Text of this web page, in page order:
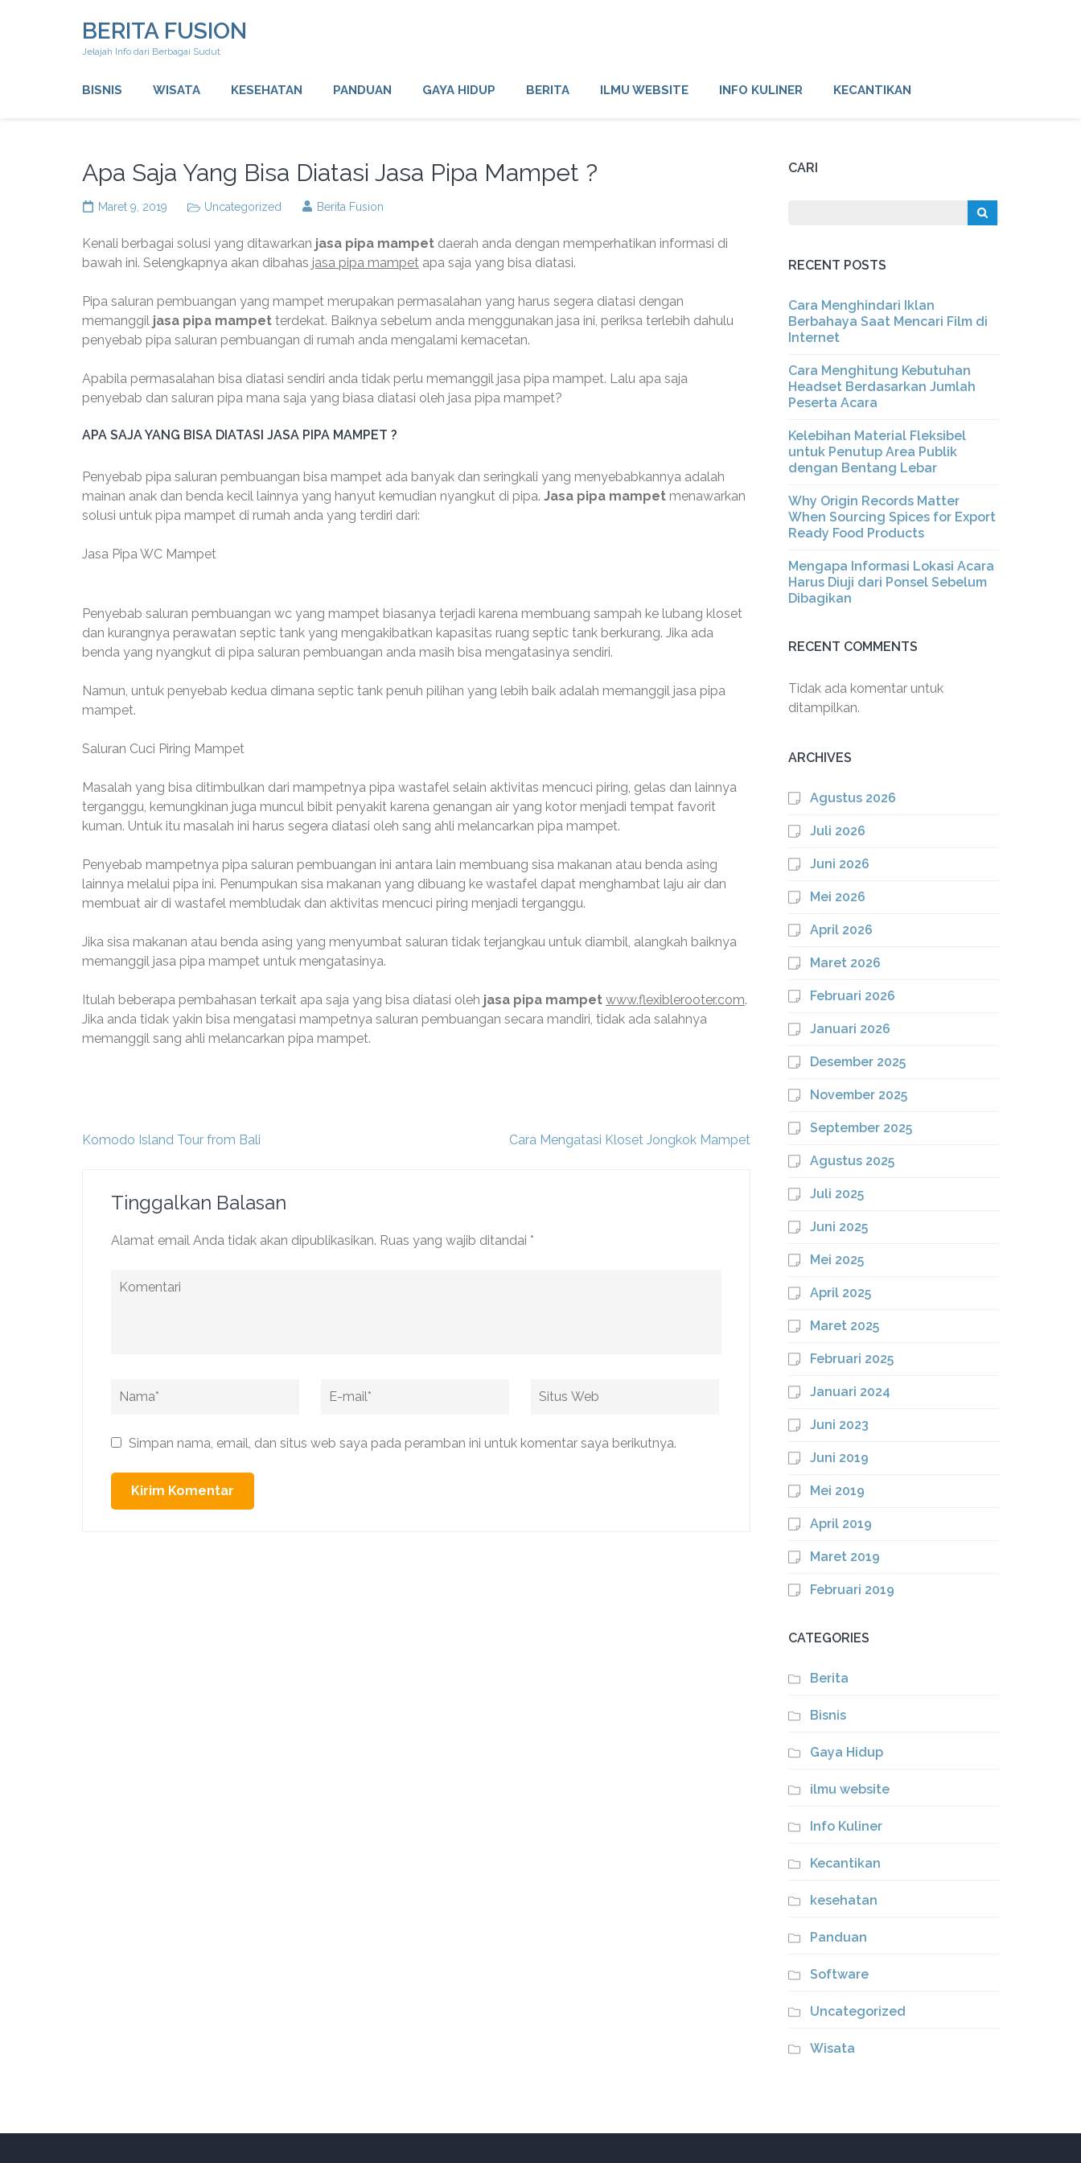
BERITA FUSION
Jelajah Info dari Berbagai Sudut
BISNIS WISATA KESEHATAN PANDUAN GAYA HIDUP BERITA ILMU WEBSITE INFO KULINER KECANTIKAN
Apa Saja Yang Bisa Diatasi Jasa Pipa Mampet ?
Maret 9, 2019 Uncategorized Berita Fusion
Kenali berbagai solusi yang ditawarkan jasa pipa mampet daerah anda dengan memperhatikan informasi di
bawah ini. Selengkapnya akan dibahas jasa pipa mampet apa saja yang bisa diatasi.
Pipa saluran pembuangan yang mampet merupakan permasalahan yang harus segera diatasi dengan
memanggil jasa pipa mampet terdekat. Baiknya sebelum anda menggunakan jasa ini, periksa terlebih dahulu
penyebab pipa saluran pembuangan di rumah anda mengalami kemacetan.
Apabila permasalahan bisa diatasi sendiri anda tidak perlu memanggil jasa pipa mampet. Lalu apa saja
penyebab dan saluran pipa mana saja yang biasa diatasi oleh jasa pipa mampet?
APA SAJA YANG BISA DIATASI JASA PIPA MAMPET ?
Penyebab pipa saluran pembuangan bisa mampet ada banyak dan seringkali yang menyebabkannya adalah
mainan anak dan benda kecil lainnya yang hanyut kemudian nyangkut di pipa. Jasa pipa mampet menawarkan
solusi untuk pipa mampet di rumah anda yang terdiri dari:
Jasa Pipa WC Mampet
Penyebab saluran pembuangan wc yang mampet biasanya terjadi karena membuang sampah ke lubang kloset
dan kurangnya perawatan septic tank yang mengakibatkan kapasitas ruang septic tank berkurang. Jika ada
benda yang nyangkut di pipa saluran pembuangan anda masih bisa mengatasinya sendiri.
Namun, untuk penyebab kedua dimana septic tank penuh pilihan yang lebih baik adalah memanggil jasa pipa
mampet.
Saluran Cuci Piring Mampet
Masalah yang bisa ditimbulkan dari mampetnya pipa wastafel selain aktivitas mencuci piring, gelas dan lainnya
terganggu, kemungkinan juga muncul bibit penyakit karena genangan air yang kotor menjadi tempat favorit
kuman. Untuk itu masalah ini harus segera diatasi oleh sang ahli melancarkan pipa mampet.
Penyebab mampetnya pipa saluran pembuangan ini antara lain membuang sisa makanan atau benda asing
lainnya melalui pipa ini. Penumpukan sisa makanan yang dibuang ke wastafel dapat menghambat laju air dan
membuat air di wastafel membludak dan aktivitas mencuci piring menjadi terganggu.
Jika sisa makanan atau benda asing yang menyumbat saluran tidak terjangkau untuk diambil, alangkah baiknya
memanggil jasa pipa mampet untuk mengatasinya.
Itulah beberapa pembahasan terkait apa saja yang bisa diatasi oleh jasa pipa mampet www.flexiblerooter.com.
Jika anda tidak yakin bisa mengatasi mampetnya saluran pembuangan secara mandiri, tidak ada salahnya
memanggil sang ahli melancarkan pipa mampet.
Navigasi
Komodo Island Tour from Bali Cara Mengatasi Kloset Jongkok Mampet
Tinggalkan Balasan
Alamat email Anda tidak akan dipublikasikan. Ruas yang wajib ditandai *
Komentari
Name Email
Situs
Simpan nama, email, dan situs web saya pada peramban ini untuk komentar saya berikutnya.
CARI
RECENT POSTS
Cara Menghindari Iklan
Berbahaya Saat Mencari Film di
Internet
Cara Menghitung Kebutuhan
Headset Berdasarkan Jumlah
Peserta Acara
Kelebihan Material Fleksibel
untuk Penutup Area Publik
dengan Bentang Lebar
Why Origin Records Matter
When Sourcing Spices for Export
Ready Food Products
Mengapa Informasi Lokasi Acara
Harus Diuji dari Ponsel Sebelum
Dibagikan
RECENT COMMENTS
Tidak ada komentar untuk
ditampilkan.
ARCHIVES
Agustus 2026
Juli 2026
Juni 2026
Mei 2026
April 2026
Maret 2026
Februari 2026
Januari 2026
Desember 2025
November 2025
September 2025
Agustus 2025
Juli 2025
Juni 2025
Mei 2025
April 2025
Maret 2025
Februari 2025
Januari 2024
Juni 2023
Juni 2019
Mei 2019
April 2019
Maret 2019
Februari 2019
CATEGORIES
Berita
Bisnis
Gaya Hidup
ilmu website
Info Kuliner
Kecantikan
kesehatan
Panduan
Software
Uncategorized
Wisata